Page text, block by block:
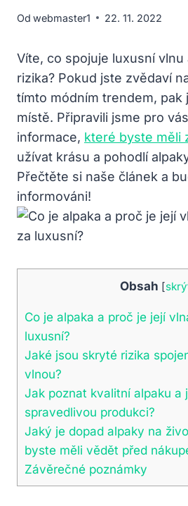
Od webmaster1 22. 11. 2022
Víte, co spojuje luxusní vlnu
rizika? Pokud jste zvědaví
tímto módním trendem, pak
místě. Připravili jsme pro
informace, které byste měli
užívat krásu a pohodlí
Přečtěte si naše článek a
informováni!
Obsah [
Co je alpaka a proč je její
luxusní?
Jaké jsou skryté rizika
vlnou?
Jak poznat kvalitní alpaku a
spravedlivou produkci?
Jaký je dopad alpaky na
byste měli vědět před
Závěrečné poznámky